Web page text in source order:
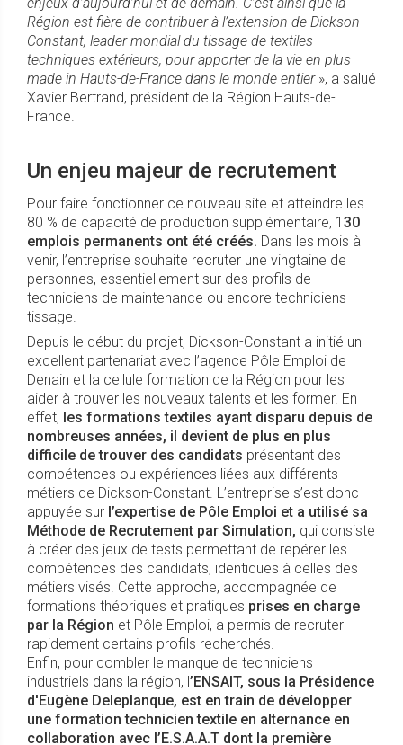
Région est fière de contribuer à l’extension de Dickson-
Constant, leader mondial du tissage de textiles
techniques extérieurs, pour apporter de la vie en plus
made in Hauts-de-France dans le monde entier», a salué
Xavier Bertrand, président de la Région Hauts-de-
France.
Un enjeu majeur de recrutement
Pour faire fonctionner ce nouveau site et atteindre les
80 % de capacité de production supplémentaire, 1 30
emplois permanents ont été créés. Dans les mois à
venir, l’entreprise souhaite recruter une vingtaine de
personnes, essentiellement sur des profils de
techniciens de maintenance ou encore techniciens
tissage.
Depuis le début du projet, Dickson-Constant a initié un
excellent partenariat avec l’agence Pôle Emploi de
Denain et la cellule formation de la Région pour les
aider à trouver les nouveaux talents et les former. En
effet, les formations textiles ayant disparu depuis de
nombreuses années, il devient de plus en plus
difficile de trouver des candidats présentant des
compétences ou expériences liées aux différents
métiers de Dickson-Constant. L’entreprise s’est donc
appuyée sur l’expertise de Pôle Emploi et a utilisé sa
Méthode de Recrutement par Simulation, qui consiste
à créer des jeux de tests permettant de repérer les
compétences des candidats, identiques à celles des
métiers visés. Cette approche, accompagnée de
formations théoriques et pratiques prises en charge
par la Région et Pôle Emploi, a permis de recruter
rapidement certains profils recherchés.
Enfin, pour combler le manque de techniciens
industriels dans la région, l’ENSAIT, sous la Présidence
d'Eugène Deleplanque, est en train de développer
une formation technicien textile en alternance en
collaboration avec l’E.S.A.A.T dont la première